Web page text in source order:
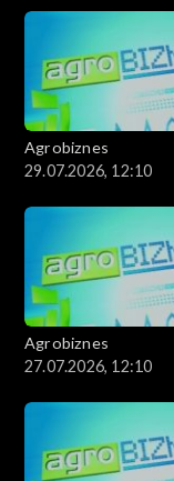
Agrobiznes
29.07.2026, 12:10
Agrobiznes
27.07.2026, 12:10